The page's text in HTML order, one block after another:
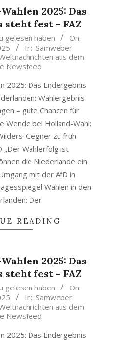
2025: Das
steht fest – FAZ
gelesen haben
On:
In: Samweber
aus dem
Newsfeed
2025: Das Endergebnis
Wahlergebnis
– gute Chancen für
Wende bei Holland-Wahl:
Gegner zu früh
„Der Wahlerfolg ist
die Niederlande ein
mit der AfD in
Wahlen in den
Der
READING
2025: Das
steht fest – FAZ
gelesen haben
On:
In: Samweber
aus dem
Newsfeed
2025: Das Endergebnis